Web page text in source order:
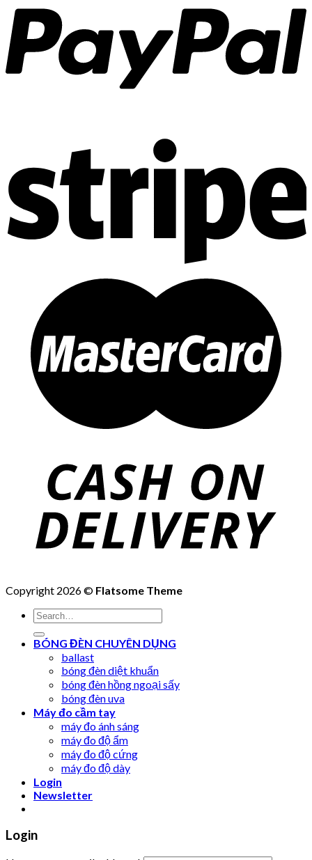
Copyright 2026 © Flatsome Theme
Search
for:
BÓNG ĐÈN CHUYÊN DỤNG
ballast
bóng đèn diệt khuẩn
bóng đèn hồng ngoại sấy
bóng đèn uva
Máy đo cầm tay
máy đo ánh sáng
máy đo độ ẩm
máy đo độ cứng
máy đo độ dày
Login
Newsletter
Login